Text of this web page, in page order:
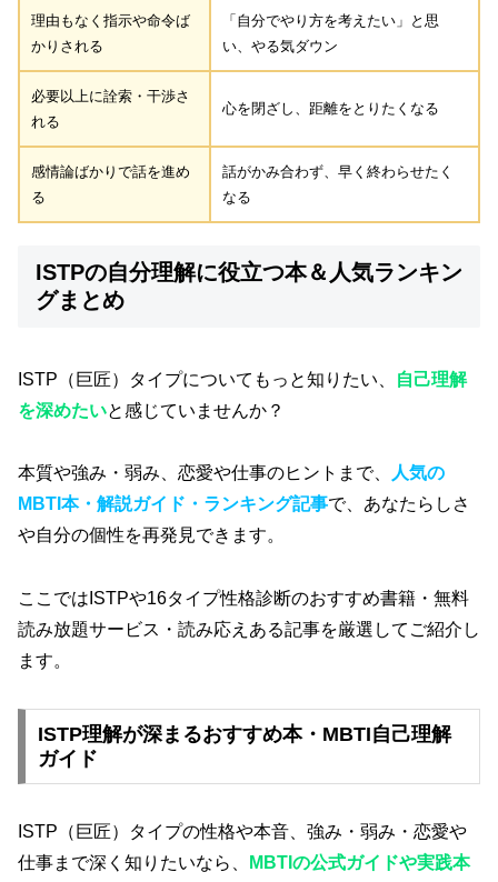
理由もなく指示や命令ば
かりされる
「自分でやり方を考えたい」と思
い、やる気ダウン
必要以上に詮索・干渉さ
れる
心を閉ざし、距離をとりたくなる
感情論ばかりで話を進め
る
話がかみ合わず、早く終わらせたく
なる
ISTPの自分理解に役立つ本＆人気ランキン
グまとめ
ISTP（巨匠）タイプについてもっと知りたい、
自己理解
を深めたいと感じていませんか？
本質や強み・弱み、恋愛や仕事のヒントまで、
人気の
MBTI本・解説ガイド・ランキング記事で、あなたらしさ
や自分の個性を再発見できます。
ここではISTPや16タイプ性格診断のおすすめ書籍・無料
読み放題サービス・読み応えある記事を厳選してご紹介し
ます。
ISTP理解が深まるおすすめ本・MBTI自己理解
ガイド
ISTP（巨匠）タイプの性格や本音、強み・弱み・恋愛や
仕事まで深く知りたいなら、
MBTIの公式ガイドや実践本